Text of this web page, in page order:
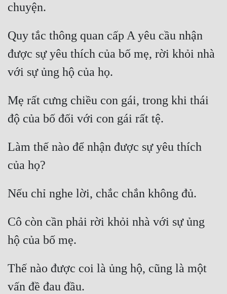
chuyện.
Quy tắc thông quan cấp A yêu cầu nhận
được sự yêu thích của bố mẹ, rời khỏi nhà
với sự ủng hộ của họ.
Mẹ rất cưng chiều con gái, trong khi thái
độ của bố đối với con gái rất tệ.
Làm thế nào để nhận được sự yêu thích
của họ?
Nếu chỉ nghe lời, chắc chắn không đủ.
Cô còn cần phải rời khỏi nhà với sự ủng
hộ của bố mẹ.
Thế nào được coi là ủng hộ, cũng là một
vấn đề đau đầu.